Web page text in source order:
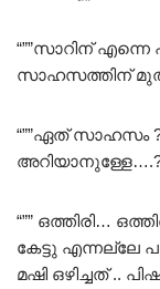
“””സാറിന്
സാഹസത്തിന്
“””ഏത് സാഹസം
“”” ഒത്തിരി…
കേട്ടു എന്നല്ലേ
മഷി ഒഴിച്ചത് ..